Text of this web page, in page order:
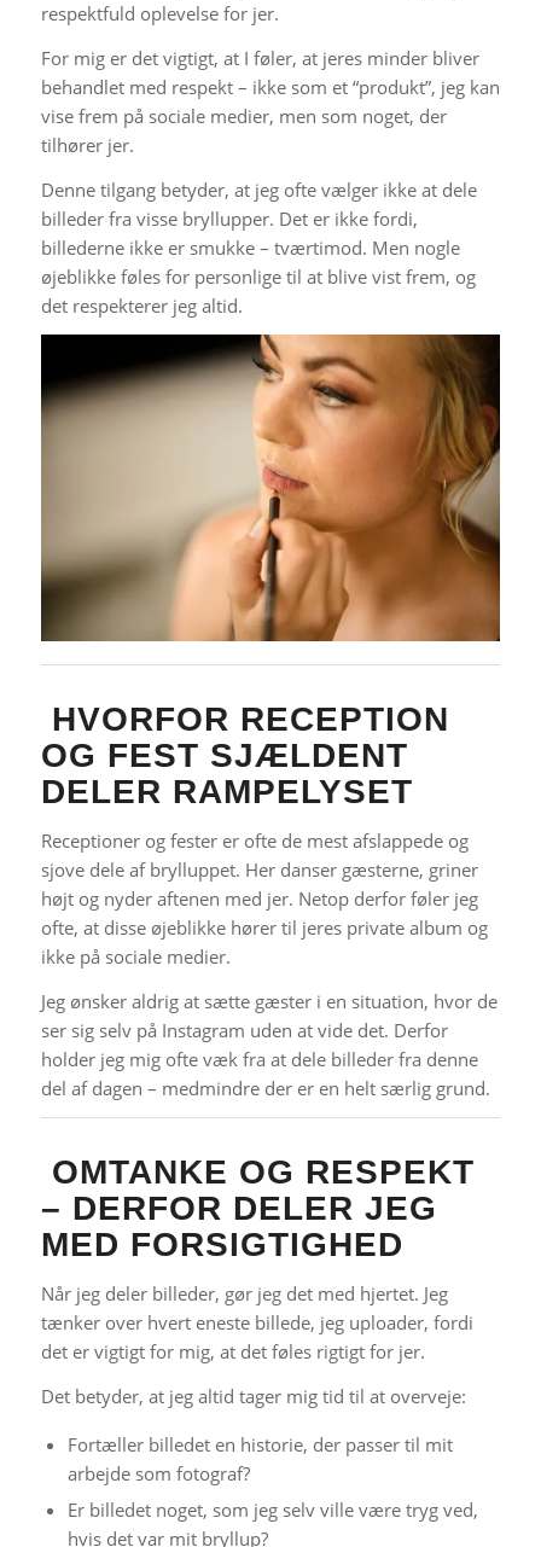
respektfuld oplevelse for jer.
For mig er det vigtigt, at I føler, at jeres minder bliver
behandlet med respekt – ikke som et “produkt”, jeg kan
vise frem på sociale medier, men som noget, der
tilhører jer.
Denne tilgang betyder, at jeg ofte vælger ikke at dele
billeder fra visse bryllupper. Det er ikke fordi,
billederne ikke er smukke – tværtimod. Men nogle
øjeblikke føles for personlige til at blive vist frem, og
det respekterer jeg altid.
HVORFOR RECEPTION
OG FEST SJÆLDENT
DELER RAMPELYSET
Receptioner og fester er ofte de mest afslappede og
sjove dele af brylluppet. Her danser gæsterne, griner
højt og nyder aftenen med jer. Netop derfor føler jeg
ofte, at disse øjeblikke hører til jeres private album og
ikke på sociale medier.
Jeg ønsker aldrig at sætte gæster i en situation, hvor de
ser sig selv på Instagram uden at vide det. Derfor
holder jeg mig ofte væk fra at dele billeder fra denne
del af dagen – medmindre der er en helt særlig grund.
OMTANKE OG RESPEKT
– DERFOR DELER JEG
MED FORSIGTIGHED
Når jeg deler billeder, gør jeg det med hjertet. Jeg
tænker over hvert eneste billede, jeg uploader, fordi
det er vigtigt for mig, at det føles rigtigt for jer.
Det betyder, at jeg altid tager mig tid til at overveje:
Fortæller billedet en historie, der passer til mit
arbejde som fotograf?
Er billedet noget, som jeg selv ville være tryg ved,
hvis det var mit bryllup?